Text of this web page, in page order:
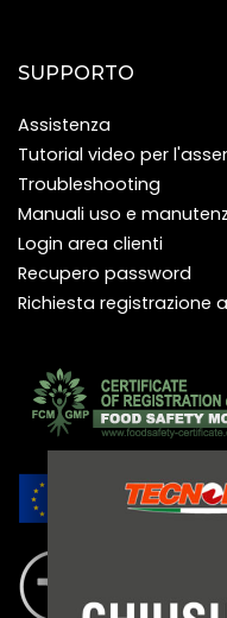
SUPPORTO
Assistenza
Tutorial video per
Troubleshooting
Manuali uso e
Login area clienti
Recupero password
Richiesta registrazione